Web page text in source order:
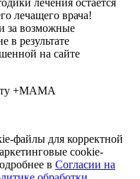
лечения остается
лечащего врача!
за возможные
в результате
на сайте
+МАМА
файлы для корректной
cookie-
в Согласии на